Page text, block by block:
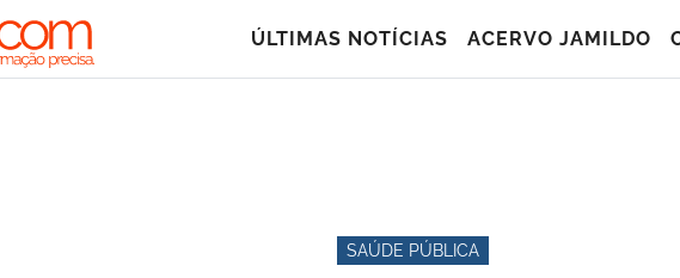
ÚLTIMAS NOTÍCIAS ACERVO JAMILDO
SAÚDE PÚBLICA